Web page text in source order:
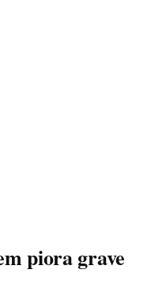
piora grave